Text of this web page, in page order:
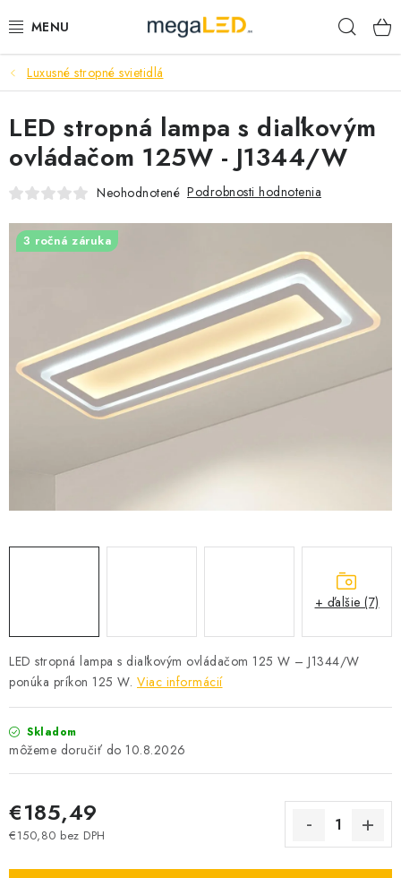
na
PRIEMYSEL
SVIETIDLÁ
ŽIAROVKY A TRUBICE
SAMSUNG SVIETIDLÁ
SOLÁRNE SYSTÉMY
SEZÓNNE VÝPREDAJE POĽNOPOTREBY
OBCHODNÉ PODMIENKY
O NÁS - MEGALED & JANTON ZÁKAMENNÉ
Reklamácie a formulár na odstúpenie od zmluvy
O nás - MEGALED & JANTON Zákamenné
Zľavy pre profíkov
Hodnotenie obchodu Moja objednávka
Luxusné stropné svietidlá
LED stropná lampa s diaľkovým ovládačom 125 W – J1344/W
ponúka príkon 125 W. Viac informácií
Skladom
10.8.2026
€185,49
€150,80 bez DPH
LED stropná lampa s diaľkovým
ovládačom 125W - J1344/W
Neohodnotené Podrobnosti hodnotenia
3 ročná záruka
+ ďalšie (7)